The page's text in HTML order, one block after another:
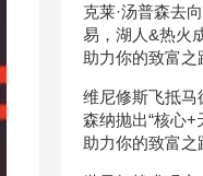
克莱·汤普森去
易，湖人&热火
助力你的致富之
维尼修斯飞抵
森纳抛出“核心+
助力你的致富之